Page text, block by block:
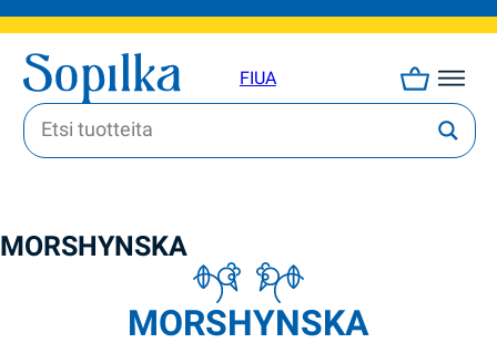
FIUA
MORSHYNSKA
MORSHYNSKA